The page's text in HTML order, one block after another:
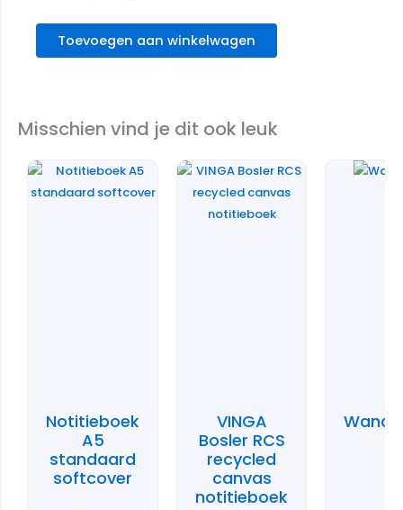
Toevoegen aan winkelwagen
Misschien vind je dit ook leuk
Notitieboek
A5
standaard
softcover
VINGA
Bosler RCS
recycled
canvas
notitieboek